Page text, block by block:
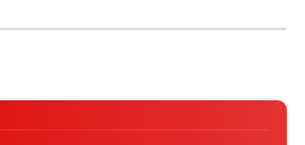
Fasilitas Siswa
2025